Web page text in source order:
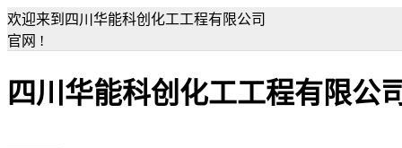
欢迎来到四川华能科创化工工程有限公司
官网 !
四川华能科创化工工程有限公